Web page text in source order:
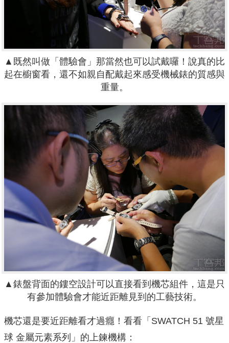
▲既然叫做「體驗會」那當然也可以試戴囉！說真的比
起在櫥窗看，還不如親自配戴起來感受機械錶的質感與
重量。
▲錶盤背面的鏤空設計可以直接看到機芯組件，這是只
有參加體驗會才能近距離見到的工藝技術。
機芯還是要近距離看才過癮！看看 「 SWATCH 51 號星
球 金屬元素系列 」的上鍊機構：